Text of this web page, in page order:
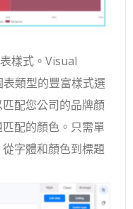
樣式。Visual
類型的豐富樣式選
配您公司的品牌顏
配的顏色。只需單
字體和顏色到標題